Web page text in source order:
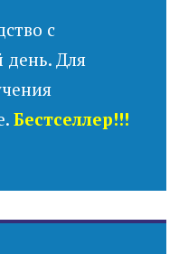
с
Для
Бестселлер!!!